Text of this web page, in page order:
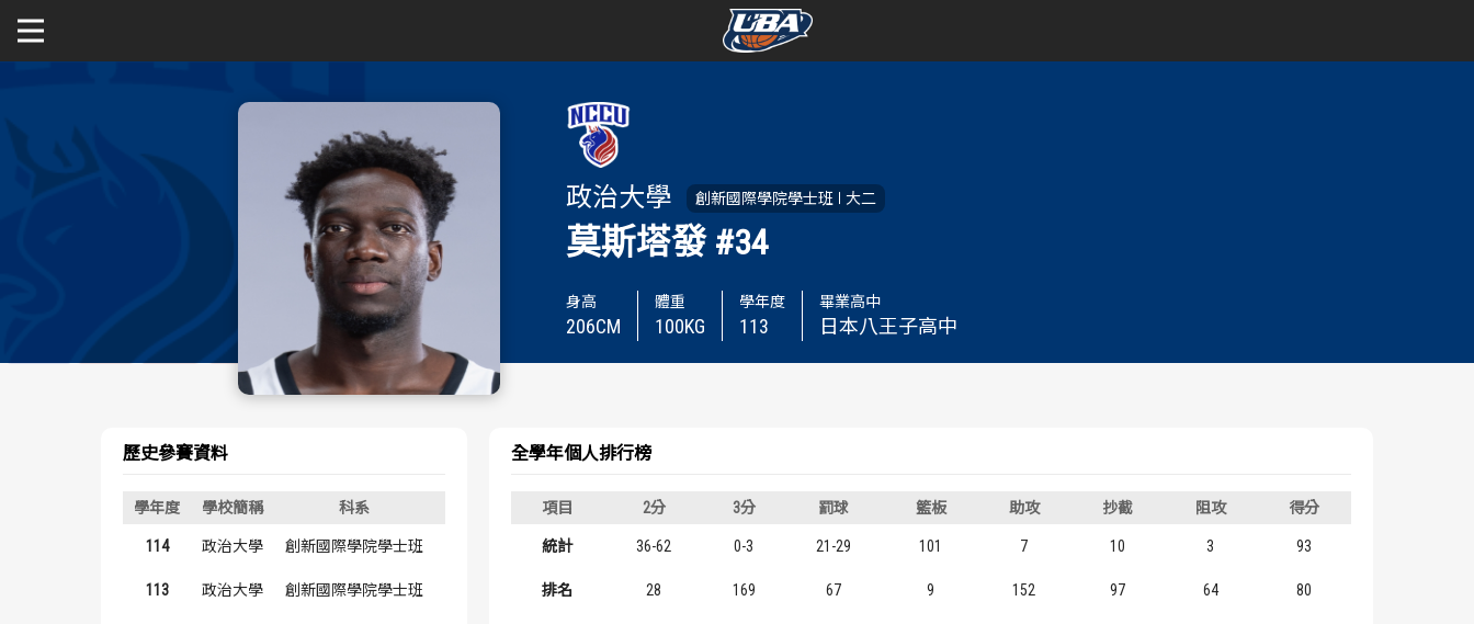
公開男一級
賽程表
球隊資訊
歷屆冠軍
賽程表
球隊資訊
歷屆冠軍
政治大學 創新國際學院學士班 大二
莫斯塔發 #34
身高
206CM
體重
100KG
學年度
113
畢業高中
日本八王子高中
歷史參賽資料
學年度 學校簡稱 科系
114 政治大學 創新國際學院學士班
113 政治大學 創新國際學院學士班
全學年個人排行榜
項目 2分 3分 罰球 籃板 助攻 抄截 阻攻 得分
統計 36-62 0-3 21-29 101 7 10 3 93
排名 28 169 67 9 152 97 64 80